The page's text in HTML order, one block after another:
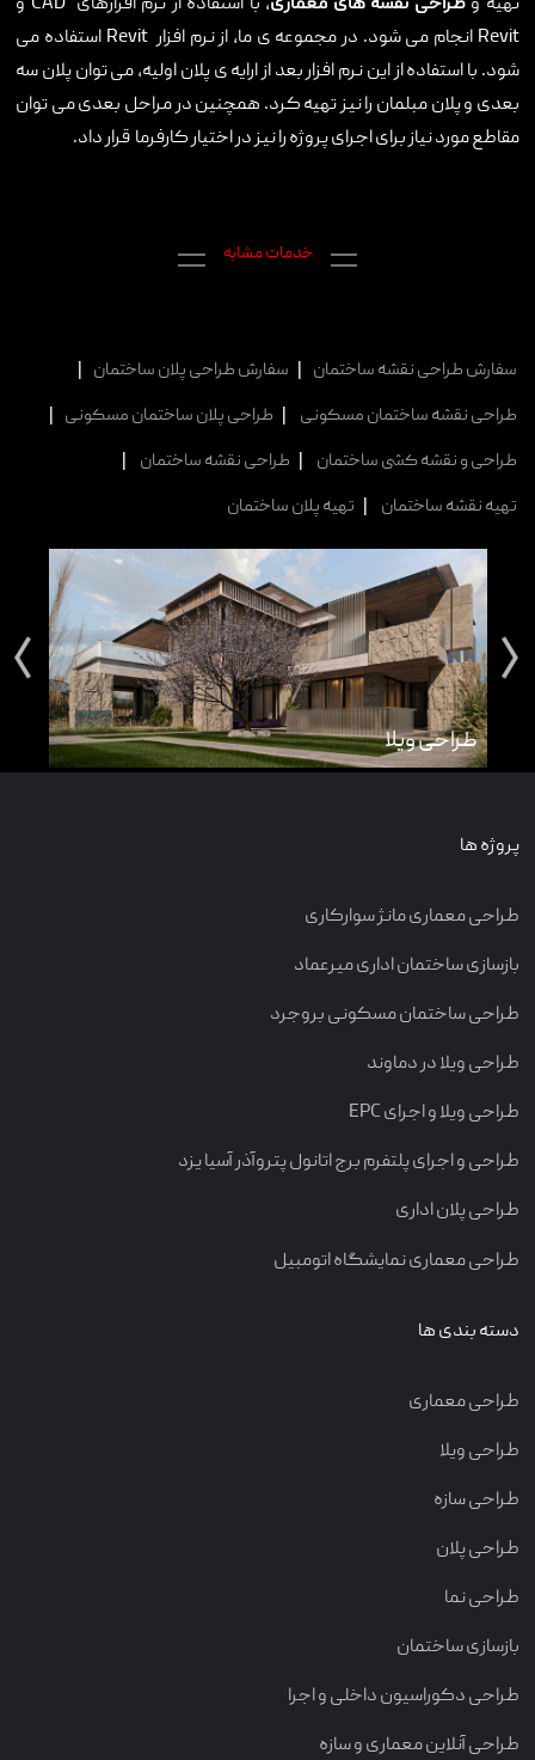
Revit انجام می شود. در مجموعه ی ما، از نرم افزار Revit استفاده می
شود. با استفاده از این نرم افزار بعد از ارایه ی پلان اولیه، می توان پلان سه
بعدی و پلان مبلمان را نیز تهیه کرد. همچنین در مراحل بعدی می توان
مقاطع مورد نیاز برای اجرای پروژه را نیز در اختیار کارفرما قرار داد.
خدمات مشابه
سفارش طراحی نقشه ساختمان سفارش طراحی پلان ساختمان
طراحی نقشه ساختمان مسکونی
طراحی پلان ساختمان مسکونی
طراحی و نقشه کشی ساختمان
طراحی نقشه ساختمان
تهیه نقشه ساختمان
تهیه پلان ساختمان
طراحی ویلا
پروژه ها
طراحی معماری مانژ سوارکاری
بازسازی ساختمان اداری میرعماد
طراحی ساختمان مسکونی بروجرد
طراحی ویلا در دماوند
طراحی ویلا و اجرای EPC
طراحی و اجرای پلتفرم برج اتانول پتروآذر آسیا یزد
طراحی پلان اداری
طراحی معماری نمایشگاه اتومبیل
دسته بندی ها
طراحی معماری
طراحی ویلا
طراحی سازه
طراحی پلان
طراحی نما
بازسازی ساختمان
طراحی دکوراسیون داخلی و اجرا
طراحی آنلاین معماری و سازه